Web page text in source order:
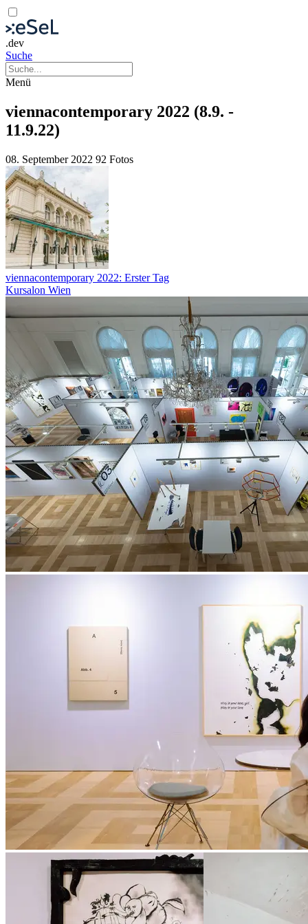
.dev
Suche
Menü
viennacontemporary 2022 (8.9. -
11.9.22)
08. September 2022 92 Fotos
viennacontemporary 2022: Erster Tag
Kursalon Wien